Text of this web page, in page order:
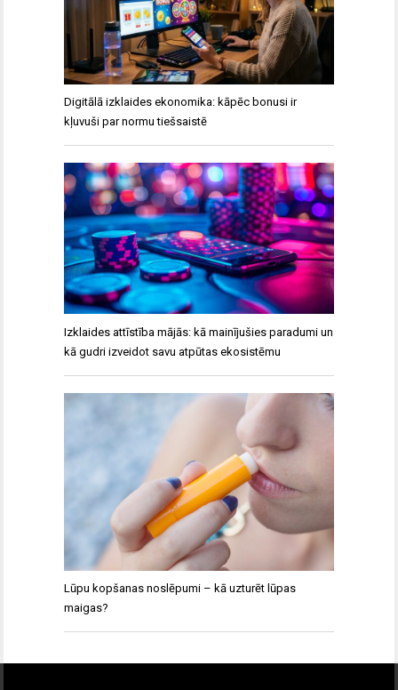
Digitālā izklaides ekonomika: kāpēc bonusi ir
kļuvuši par normu tiešsaistē
Izklaides attīstība mājās: kā mainījušies paradumi un
kā gudri izveidot savu atpūtas ekosistēmu
Lūpu kopšanas noslēpumi – kā uzturēt lūpas
maigas?